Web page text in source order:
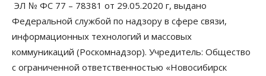
ЭЛ № ФС 77 – 78381 от 29.05.2020 г, выдано
Федеральной службой по надзору в сфере связи,
информационных технологий и массовых
коммуникаций (Роскомнадзор). Учредитель: Общество
с ограниченной ответственностью «Новосибирск